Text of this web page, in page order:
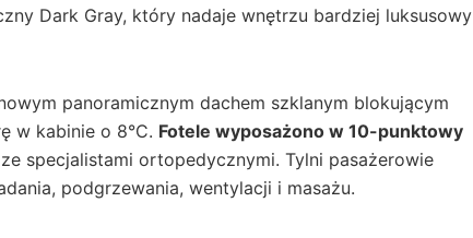
Dark Gray, który nadaje wnętrzu bardziej luksusowy
panoramicznym dachem szklanym blokującym
w kabinie o 8°C. Fotele wyposażono w 10-punktowy
specjalistami ortopedycznymi. Tylni pasażerowie
podgrzewania, wentylacji i masażu.